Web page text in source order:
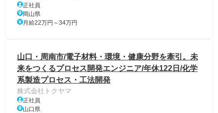
正社員
岡山県
月給22万円～34万円
山口・周南市/電子材料・環境・健康分野を牽引。未
来をつくるプロセス開発エンジニア/年休122日/化学
系製造プロセス・工法開発
株式会社トクヤマ
正社員
山口県